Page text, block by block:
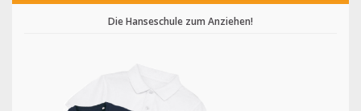
Die Hanseschule zum Anziehen!